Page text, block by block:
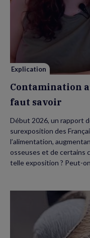
Explication
Contamination
faut savoir
Début 2026, un rapport
surexposition des
l’alimentation,
osseuses et de certains
telle exposition ? Peut-